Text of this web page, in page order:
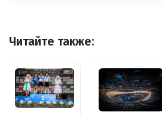
Читайте также: